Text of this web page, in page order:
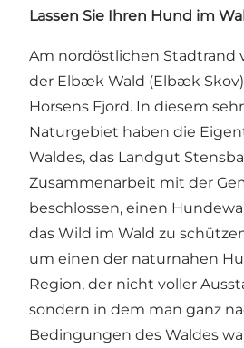
Lassen Sie Ihren Hund im
Am nordöstlichen Stadtrand
der Elbæk Wald (Elbæk
Horsens Fjord. In diesem
Naturgebiet haben die
Waldes, das Landgut
Zusammenarbeit mit der
beschlossen, einen
das Wild im Wald zu
um einen der naturnahen
Region, der nicht voller
sondern in dem man ganz
Bedingungen des Waldes